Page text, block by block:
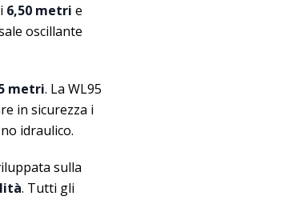
6,50 metri e
oscillante
metri. La WL95
in sicurezza i
idraulico.
sulla
. Tutti gli